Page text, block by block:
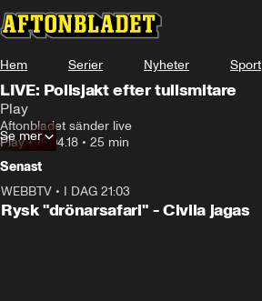
Hem Serier Nyheter Sport
LIVE: Polisjakt efter tullsmitare
Play
Aftonbladet sänder live
Play•16.04.18 • 25 min
Se mer
Senast
WEBBTV • I DAG 21:03
Rysk "drönarsafari" - Civila jagas